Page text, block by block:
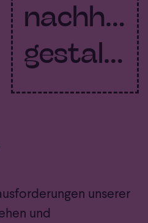
gestalten
unserer
und